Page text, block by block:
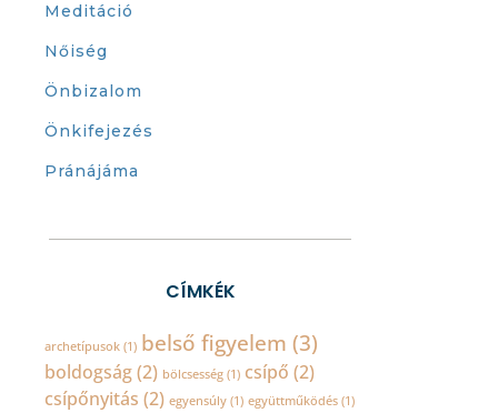
Meditáció
Nőiség
Önbizalom
Önkifejezés
Pránájáma
CÍMKÉK
archetípusok (1) belső figyelem (3)
boldogság(2) bölcsesség (1) csípő (2)
csípőnyitás (2) egyensúly (1) együttműködés (1)